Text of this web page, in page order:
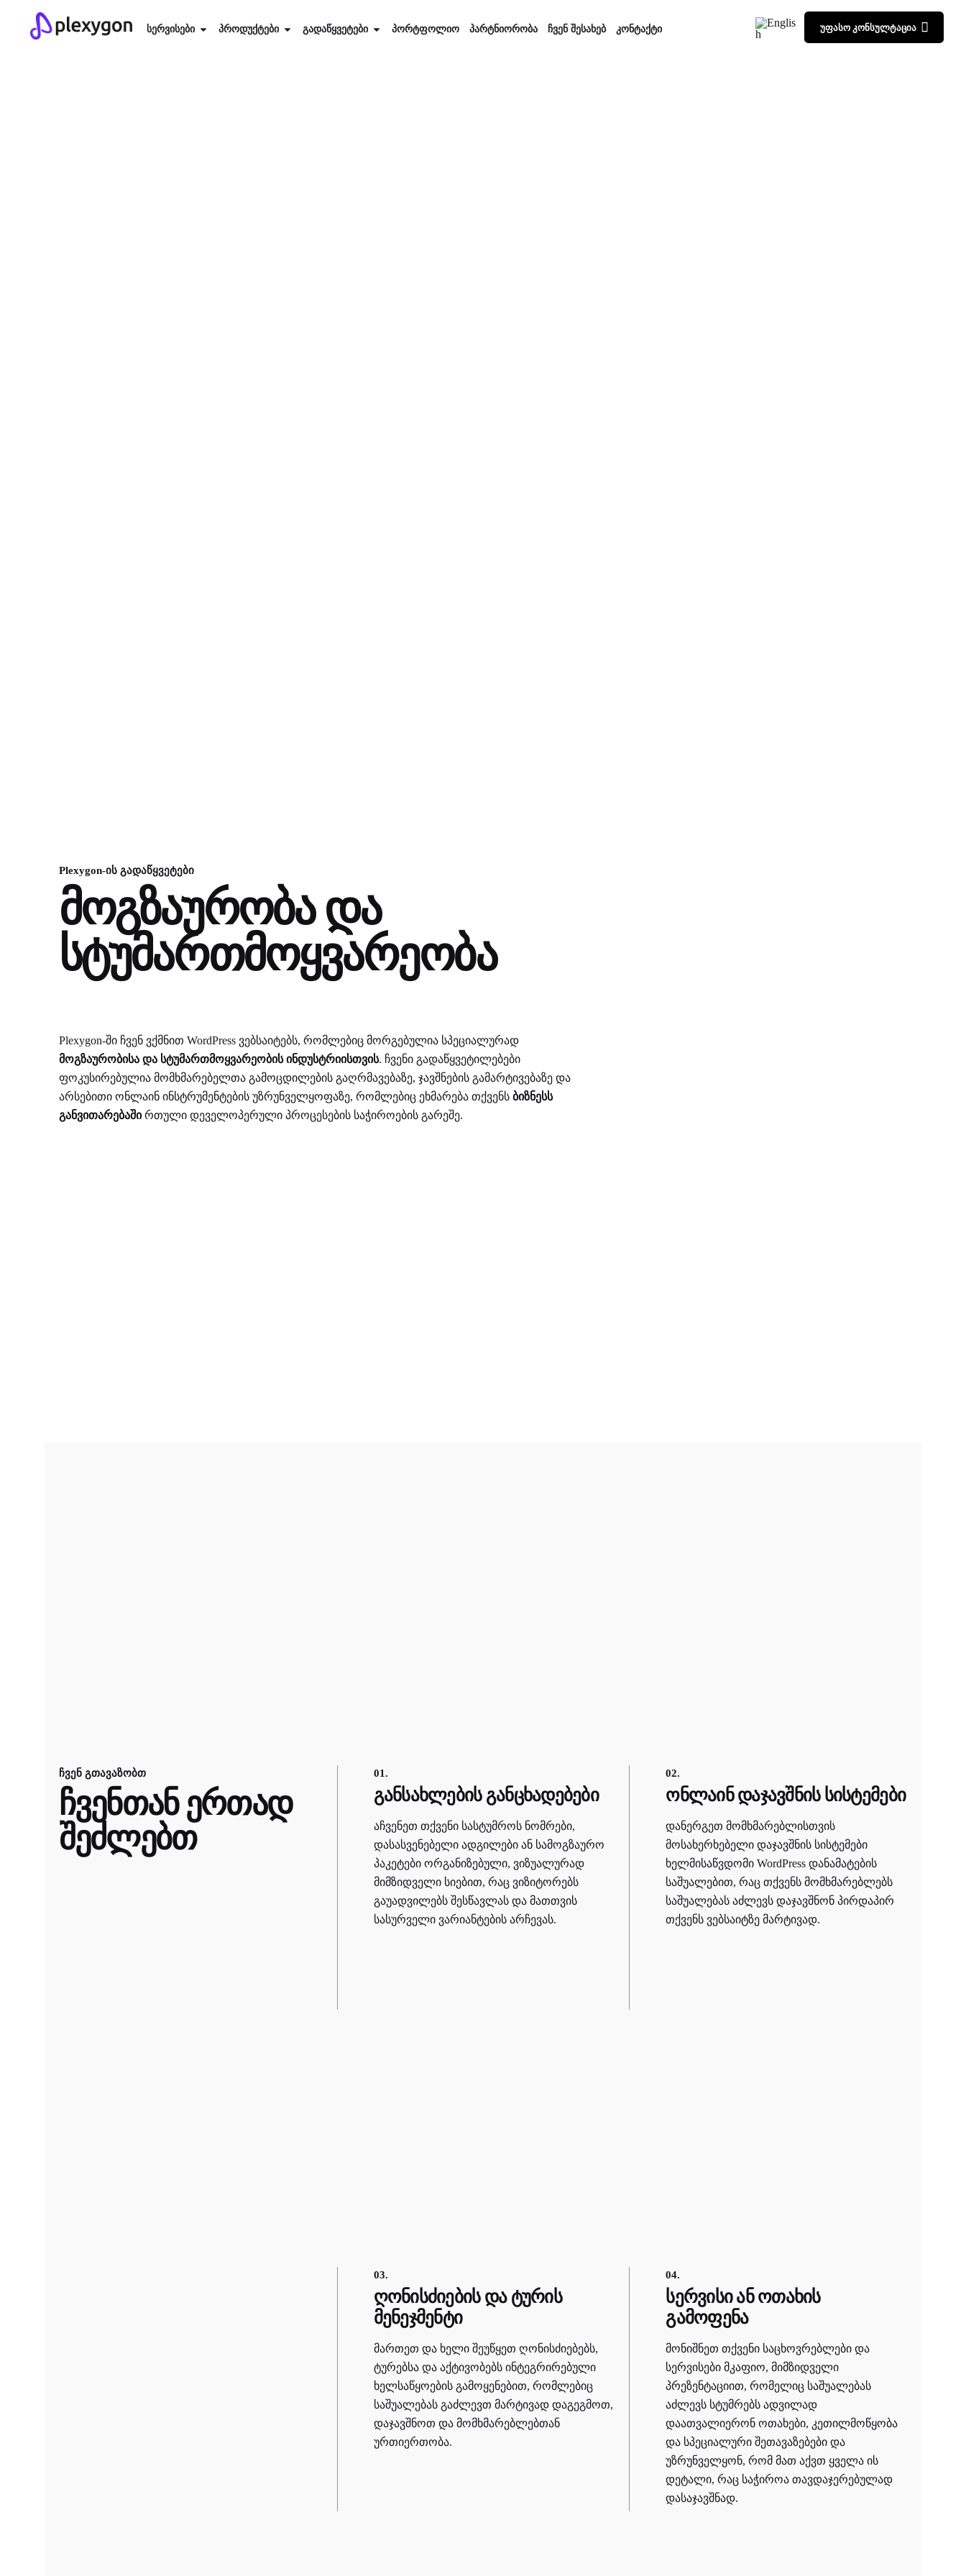
სერვისები პროდუქტები გადაწყვეტები პორტფოლიო პარტნიორობა ჩვენ შესახებ კონტაქტი უფასო კონსულტაცია
Plexygon-ის გადაწყვეტები
მოგზაურობა და
სტუმართმოყვარეობა
Plexygon-ში ჩვენ ვქმნით WordPress ვებსაიტებს, რომლებიც მორგებულია სპეციალურად
მოგზაურობისა და სტუმართმოყვარეობის ინდუსტრიისთვის. ჩვენი გადაწყვეტილებები
ფოკუსირებულია მომხმარებელთა გამოცდილების გაღრმავებაზე, ჯავშნების გამარტივებაზე და
არსებითი ონლაინ ინსტრუმენტების უზრუნველყოფაზე, რომლებიც ეხმარება თქვენს ბიზნესს
განვითარებაშირთული დეველოპერული პროცესების საჭიროების გარეშე.
ჩვენ გთავაზობთ
ჩვენთან ერთად
შეძლებთ
01.
განსახლების განცხადებები
აჩვენეთ თქვენი სასტუმროს ნომრები,
დასასვენებელი ადგილები ან სამოგზაურო
პაკეტები ორგანიზებული, ვიზუალურად
მიმზიდველი სიებით, რაც ვიზიტორებს
გაუადვილებს შესწავლას და მათთვის
სასურველი ვარიანტების არჩევას.
03.
ღონისძიების და ტურის
მენეჯმენტი
მართეთ და ხელი შეუწყეთ ღონისძიებებს,
ტურებსა და აქტივობებს ინტეგრირებული
ხელსაწყოების გამოყენებით, რომლებიც
საშუალებას გაძლევთ მარტივად დაგეგმოთ,
დაჯავშნოთ და მომხმარებლებთან
ურთიერთობა.
02.
ონლაინ დაჯავშნის სისტემები
დანერგეთ მომხმარებლისთვის
მოსახერხებელი დაჯავშნის სისტემები
ხელმისაწვდომი WordPress დანამატების
საშუალებით, რაც თქვენს მომხმარებლებს
საშუალებას აძლევს დაჯავშნონ პირდაპირ
თქვენს ვებსაიტზე მარტივად.
04.
სერვისი ან ოთახის
გამოფენა
მონიშნეთ თქვენი საცხოვრებლები და
სერვისები მკაფიო, მიმზიდველი
პრეზენტაციით, რომელიც საშუალებას
აძლევს სტუმრებს ადვილად
დაათვალიერონ ოთახები, კეთილმოწყობა
და სპეციალური შეთავაზებები და
უზრუნველყონ, რომ მათ აქვთ ყველა ის
დეტალი, რაც საჭიროა თავდაჯერებულად
დასაჯავშნად.